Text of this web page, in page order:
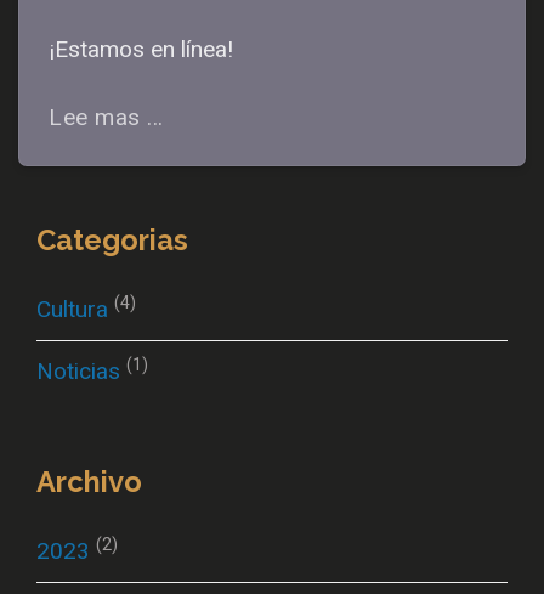
¡Estamos en línea!
Lee mas ...
Categorias
Cultura (4)
Noticias (1)
Archivo
2023 (2)